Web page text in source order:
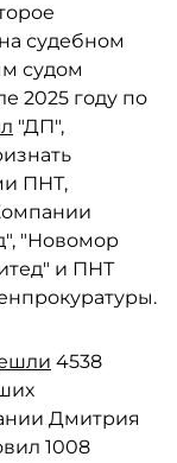
судебном
судом
2025 году по
"ДП",
ПНТ,
"Новомор
и ПНТ
4538
Дмитрия
1008